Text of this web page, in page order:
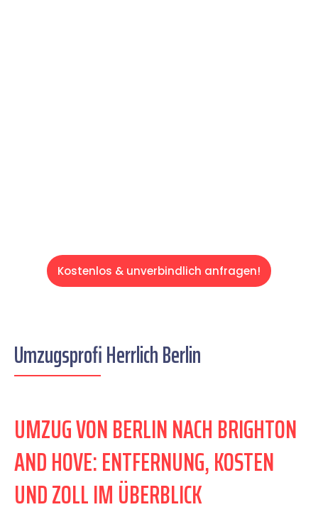
Kostenlos & unverbindlich anfragen!
Umzugsprofi Herrlich Berlin
UMZUG VON BERLIN NACH BRIGHTON
AND HOVE: ENTFERNUNG, KOSTEN
UND ZOLL IM ÜBERBLICK